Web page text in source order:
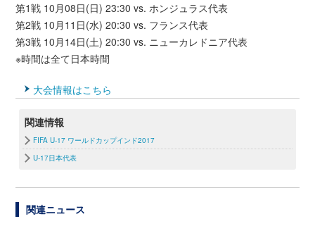
第1戦 10月08日(日) 23:30 vs. ホンジュラス代表
第2戦 10月11日(水) 20:30 vs. フランス代表
第3戦 10月14日(土) 20:30 vs. ニューカレドニア代表
※時間は全て日本時間
大会情報はこちら
関連情報
FIFA U-17 ワールドカップインド2017
U-17日本代表
関連ニュース